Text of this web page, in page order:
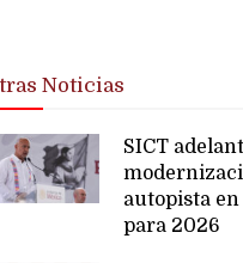
Noticias
SICT
autopista
para 2026